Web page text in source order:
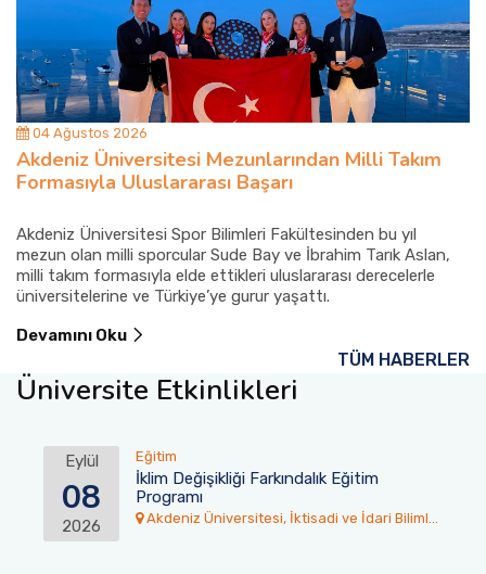
04 Ağustos 2026
Akdeniz Üniversitesi Mezunlarından Milli Takım
Formasıyla Uluslararası Başarı
Akdeniz Üniversitesi Spor Bilimleri Fakültesinden bu yıl
mezun olan milli sporcular Sude Bay ve İbrahim Tarık Aslan,
milli takım formasıyla elde ettikleri uluslararası derecelerle
üniversitelerine ve Türkiye’ye gurur yaşattı.
Devamını Oku
TÜM HABERLER
Üniversite Etkinlikleri
Eylül
08
2026
Eğitim
İklim Değişikliği Farkındalık Eğitim
Programı
Akdeniz Üniversitesi, İktisadi ve İdari Bilimler